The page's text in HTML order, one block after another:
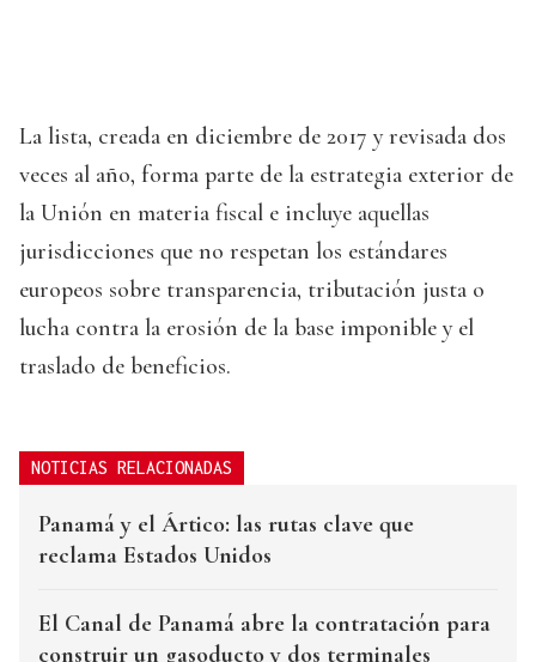
La lista, creada en diciembre de 2017 y revisada dos
veces al año, forma parte de la estrategia exterior de
la Unión en materia fiscal e incluye aquellas
jurisdicciones que no respetan los estándares
europeos sobre transparencia, tributación justa o
lucha contra la erosión de la base imponible y el
traslado de beneficios.
NOTICIAS RELACIONADAS
Panamá y el Ártico: las rutas clave que
reclama Estados Unidos
El Canal de Panamá abre la contratación para
construir un gasoducto y dos terminales